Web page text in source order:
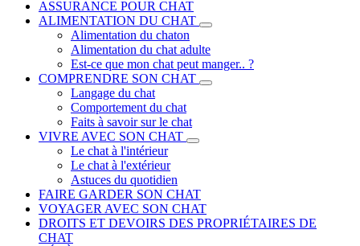
ASSURANCE POUR CHAT
ALIMENTATION DU CHAT
Alimentation du chaton
Alimentation du chat adulte
Est-ce que mon chat peut manger.. ?
COMPRENDRE SON CHAT
Langage du chat
Comportement du chat
Faits à savoir sur le chat
VIVRE AVEC SON CHAT
Le chat à l'intérieur
Le chat à l'extérieur
Astuces du quotidien
FAIRE GARDER SON CHAT
VOYAGER AVEC SON CHAT
DROITS ET DEVOIRS DES PROPRIÉTAIRES DE
CHAT